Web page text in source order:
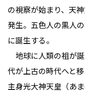
の視察が始まり、天
発生。五色人の黒人
に誕生する。
地球に人類の祖が
代が上古の時代へと
主身光大神天皇（あ